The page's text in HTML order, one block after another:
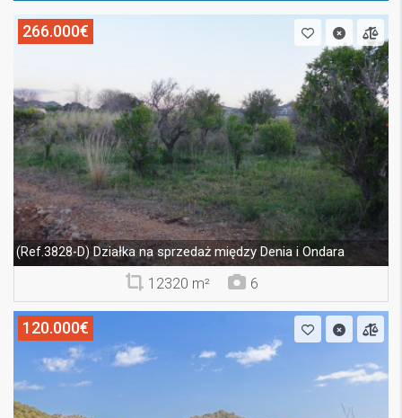
266.000€
(Ref.3828-D)Działka na sprzedaż między Denia i Ondara
12320 m² 6
120.000€